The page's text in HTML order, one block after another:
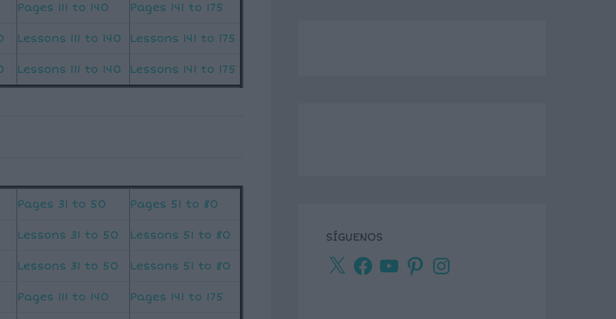
Pages 111 to 140 Pages 141 to 175
Lessons 111 to 140 Lessons 141 to 175
Lessons 111 to 140 Lessons 141 to 175
Pages 31 to 50 Pages 51 to 80
Lessons 31 to 50 Lessons 51 to 80
Lessons 31 to 50 Lessons 51 to 80
Pages 111 to 140 Pages 141 to 175
SÍGUENOS
X
Facebook
YouTubePinterestInstagram